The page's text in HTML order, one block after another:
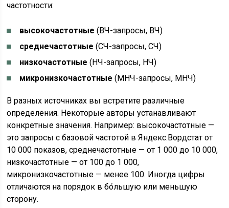
частотности:
высокочастотные (ВЧ-запросы, ВЧ)
среднечастотные (СЧ-запросы, СЧ)
низкочастотные (НЧ-запросы, НЧ)
микронизкочастотные (МНЧ-запросы, МНЧ)
В разных источниках вы встретите различные
определения. Некоторые авторы устанавливают
конкретные значения. Например: высокочастотные —
это запросы с базовой частотой в Яндекс.Вордстат от
10 000 показов, среднечастотные — от 1 000 до 10 000,
низкочастотные — от 100 до 1 000,
микронизкочастотные — менее 100. Иногда цифры
отличаются на порядок в бо́льшую или меньшую
сторону.